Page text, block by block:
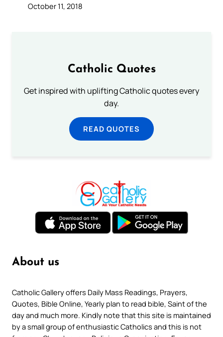
October 11, 2018
Catholic Quotes
Get inspired with uplifting Catholic quotes every
day.
READ QUOTES
About us
Catholic Gallery offers Daily Mass Readings, Prayers,
Quotes, Bible Online, Yearly plan to read bible, Saint of the
day and much more. Kindly note that this site is maintained
by a small group of enthusiastic Catholics and this is not